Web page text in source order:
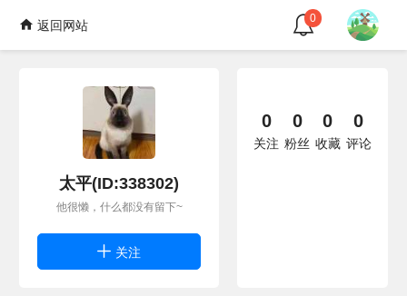
返回网站 0
太平(ID:338302)
他很懒，什么都没有留下~
关注
0
关注
0
粉丝
0
收藏
0
评论